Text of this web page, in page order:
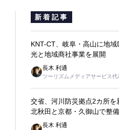
新着記事
KNT-CT、岐阜・高山に地
光と地域商社事業を展開
長木 利通
ツーリズムメディアサービス代
交省、河川防災拠点2カ所
北秋田と京都・久御山で整
長木 利通